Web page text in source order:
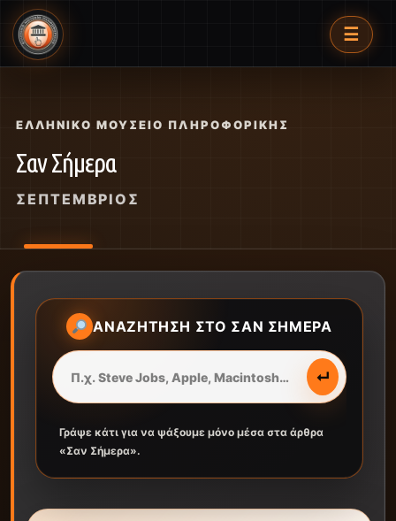
☰
ΕΛΛΗΝΙΚΌ ΜΟΥΣΕΊΟ ΠΛΗΡΟΦΟΡΙΚΉΣ
Σαν Σήμερα
ΣΕΠΤΈΜΒΡΙΟΣ
ΑΝΑΖΉΤΗΣΗ ΣΤΟ ΣΑΝ ΣΉΜΕΡΑ
↵
Γράψε κάτι για να ψάξουμε μόνο μέσα στα άρθρα
«Σαν Σήμερα».